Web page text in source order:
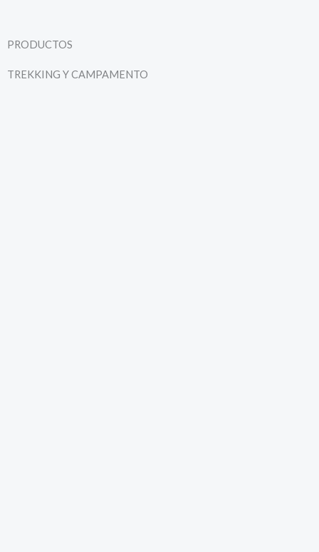
PRODUCTOS
TREKKING Y CAMPAMENTO